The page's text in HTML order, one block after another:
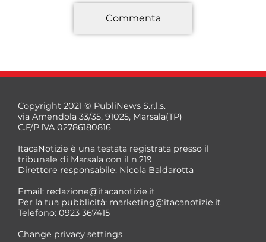
*
*
Commenta
Copyright 2021 © PubliNews S.r.l.s.
via Amendola 33/35, 91025, Marsala(TP)
C.F/P.IVA 02786180816
ItacaNotizie è una testata registrata presso il
tribunale di Marsala con il n.219
Direttore responsabile: Nicola Baldarotta
Email: redazione@itacanotizie.it
Per la tua pubblicità: marketing@itacanotizie.it
Telefono: 0923 367415
Change privacy settings